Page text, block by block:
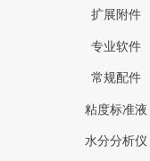
扩展附件
专业软件
常规配件
粘度标准液
水分分析仪